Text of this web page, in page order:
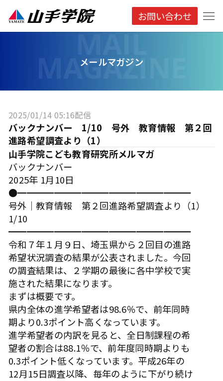
お問い合わせ
メールマガジン
2025/01/14 05:16配信
バックナンバー 1/10 号外 教育情報 第２回
進路希望調査より（1）
山手学院こども教育研究所メルマガ
バックナンバー
2025年 1月10日
●━━━━━━━━━━━━━━━━━━━
号外｜教育情報 第２回進路希望調査より（1）
1/10
━━━━━━━━━━━━━━━━━━━━
令和７年１月９日、埼玉県から２回目の進路
希望状況調査の結果が公表されました。今回
の調査結果は、２学期の最後に各中学校で実
施された結果になります。
まずは概要です。
県内全体の進学希望者は98.6％で、前年同時
期より0.3ポイント高くなっています。
進学希望者の内訳を見ると、全日制課程の希
望者の割合は88.1％で、前年度同時期よりも
0.3ポイント低くなっています。平成26年の
12月15日調査以降、毎年のように下がり続け